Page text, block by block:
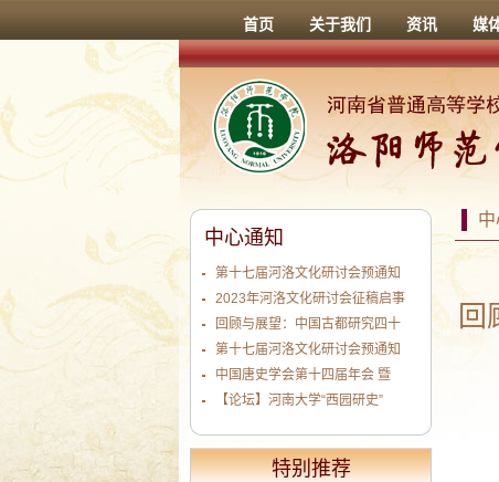
首页 关于我们 资讯 媒
回
中心通知
第十七届河洛文化研讨会预通知
2023年河洛文化研讨会征稿启事
回顾与展望：中国古都研究四十
第十七届河洛文化研讨会预通知
中国唐史学会第十四届年会 暨
【论坛】河南大学“西园研史”
特别推荐